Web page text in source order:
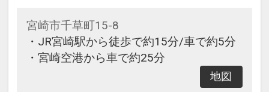
宮崎市千草町15-8
・JR宮崎駅から徒歩で約15分/車で約5分
・宮崎空港から車で約25分
地図